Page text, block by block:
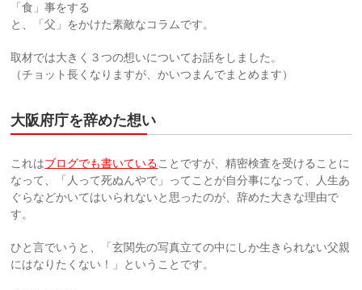
「食」事をする
と、「父」をかけた素敵なコラムです。
取材では大きく３つの想いについてお話をしました。
（チョット長くなりますが、かいつまんでまとめます）
大阪府庁を辞めた想い
これはブログでも書いていることですが、精密検査を受けることに
なって、「人って死ぬんやで」ってことが自分事になって、人生あ
ぐらなどかいてはいられないと思ったのが、辞めた大きな理由で
す。
ひと言でいうと、「玄関先の写真立ての中にしか生きられない父親
にはなりたくない！」ということです。